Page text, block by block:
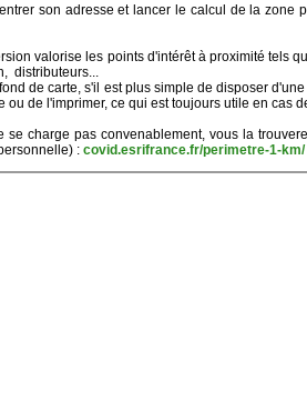
son adresse et lancer le calcul de la zone
valorise les points d'intérêt à proximité tels
distributeurs...
de carte, s'il est plus simple de disposer
de l'imprimer, ce qui est toujours utile en cas de
se charge pas convenablement, vous la
: covid.esrifrance.fr/perimetre-1-km/